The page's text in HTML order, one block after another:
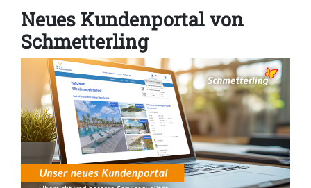
Neues Kundenportal von
Schmetterling